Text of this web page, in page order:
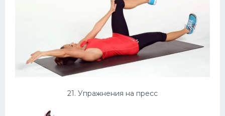
21. Упражнения на пресс